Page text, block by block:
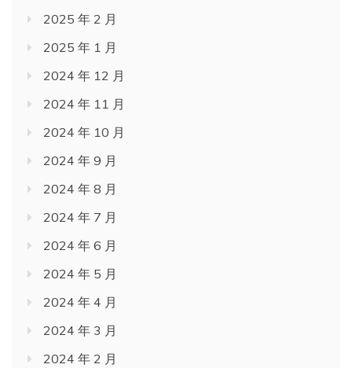
2025 年 2 月
2025 年 1 月
2024 年 12 月
2024 年 11 月
2024 年 10 月
2024 年 9 月
2024 年 8 月
2024 年 7 月
2024 年 6 月
2024 年 5 月
2024 年 4 月
2024 年 3 月
2024 年 2 月